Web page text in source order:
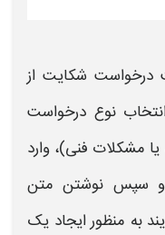
درخواست شکایت از
نوع درخواست
مشکلات فنی)، وارد
و سپس نوشتن متن
به منظور ایجاد یک